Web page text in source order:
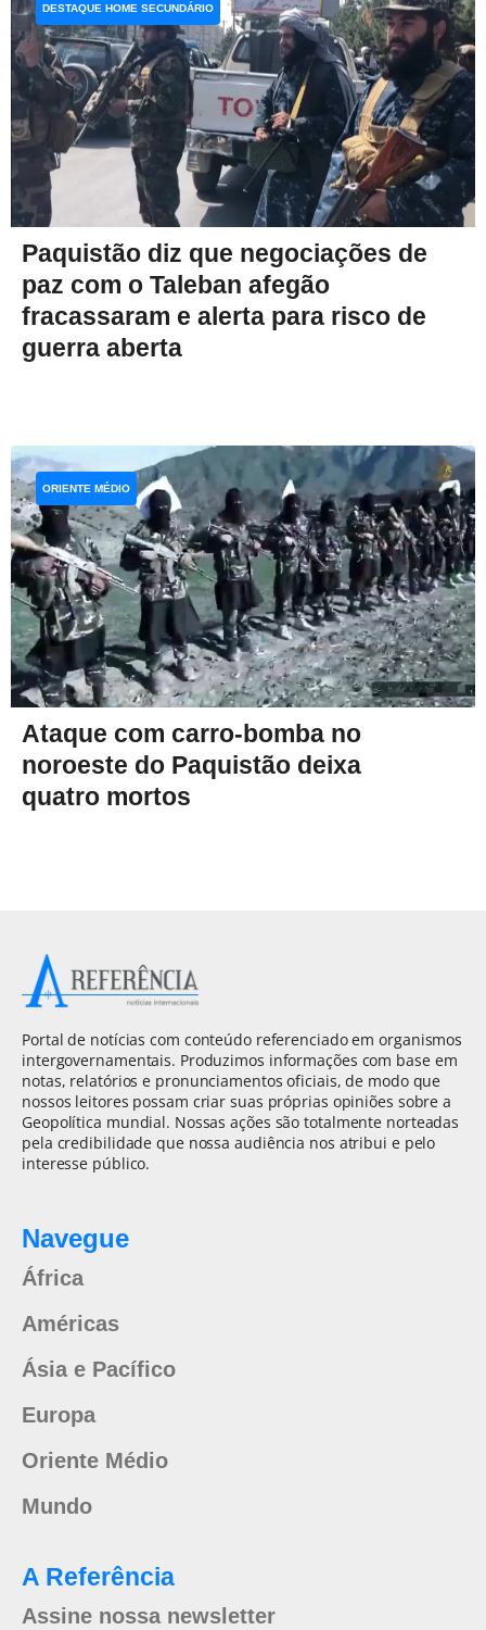
Paquistão diz que negociações de
paz com o Taleban afegão
fracassaram e alerta para risco de
guerra aberta
DESTAQUE HOME SECUNDÁRIO
Ataque com carro-bomba no
noroeste do Paquistão deixa
quatro mortos
ORIENTE MÉDIO
Portal de notícias com conteúdo referenciado em organismos
intergovernamentais. Produzimos informações com base em
notas, relatórios e pronunciamentos oficiais, de modo que
nossos leitores possam criar suas próprias opiniões sobre a
Geopolítica mundial. Nossas ações são totalmente norteadas
pela credibilidade que nossa audiência nos atribui e pelo
interesse público.
Navegue
África
Américas
Ásia e Pacífico
Europa
Oriente Médio
Mundo
A Referência
Assine nossa newsletter